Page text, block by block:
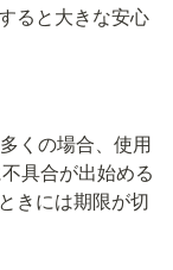
ると大きな安心
くの場合、使用
具合が出始める
きには期限が切